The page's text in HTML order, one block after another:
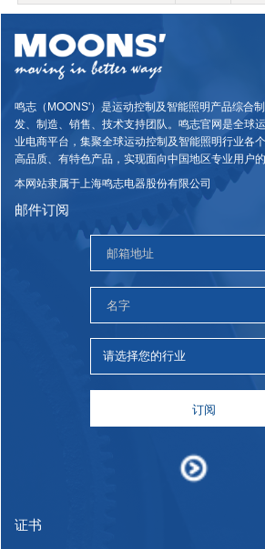
鸣志（MOONS'）是运动控制及智能照明产品综合
发、制造、销售、技术支持团队。鸣志官网是全球
业电商平台，集聚全球运动控制及智能照明行业各
高品质、有特色产品，实现面向中国地区专业用户的
本网站隶属于上海鸣志电器股份有限公司
邮件订阅
订阅
证书